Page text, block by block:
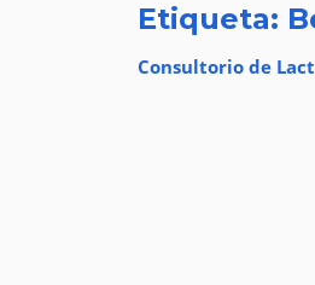
Etiqueta:
Consultorio de